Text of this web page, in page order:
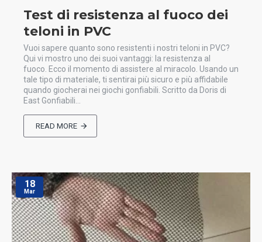
Test di resistenza al fuoco dei
teloni in PVC
Vuoi sapere quanto sono resistenti i nostri teloni in PVC?
Qui vi mostro uno dei suoi vantaggi: la resistenza al
fuoco. Ecco il momento di assistere al miracolo. Usando un
tale tipo di materiale, ti sentirai più sicuro e più affidabile
quando giocherai nei giochi gonfiabili. Scritto da Doris di
East Gonfiabili...
READ MORE
18
Mar